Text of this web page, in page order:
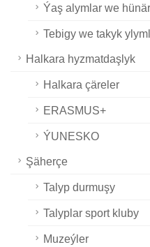
Ýaş alymlar we
Tebigy we takyk
Halkara hyzmatdaşlyk
Halkara çäreler
ERASMUS+
ÝUNESKO
Şäherçe
Talyp durmuşy
Talyplar sport kluby
Muzeýler